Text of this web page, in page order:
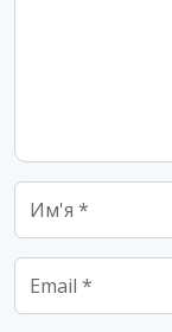
Name
Email